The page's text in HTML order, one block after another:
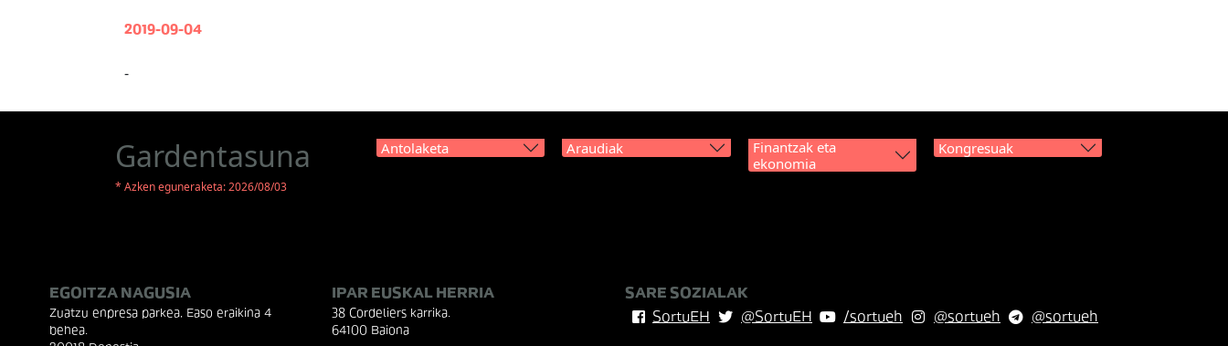
2019-09-04
-
Gardentasuna
* Azken eguneraketa: 2026/08/03
Antolaketa Araudiak
Finantzak eta
ekonomia
Kongresuak
EGOITZA NAGUSIA
Zuatzu enpresa parkea, Easo eraikina 4
behea.
IPAR EUSKAL HERRIA
38 Cordeliers karrika.
64100 Baiona
SARE SOZIALAK
SortuEH
@SortuEH /sortueh @sortueh @sortueh